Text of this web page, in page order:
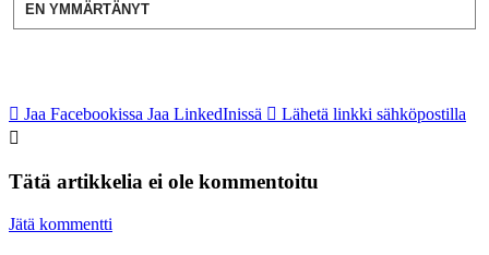
EN YMMÄRTÄNYT
Jaa Facebookissa Jaa LinkedInissä Lähetä linkki sähköpostilla
Tätä artikkelia ei ole kommentoitu
Jätä kommentti